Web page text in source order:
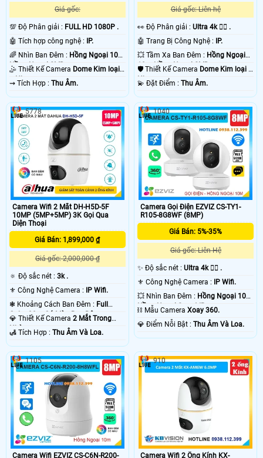
Giá gốc:
💯 Độ Phân giải : FULL HD 1080P .
🤖️ Tích hợp công nghệ :
IP.
🌈 Nhìn Ban Đêm : Hồng Ngoại 10m
Hồng Ngoại SMD.
🤹 Thiết Kế Camera Dome Kim loại
+ Nhựa.
️⇝ Tích Hợp : Thu Âm.
Giá gốc: Liên hệ
️👀 Độ Phân giải :Ultra 4k 👍🏾 .
🤖️ Trang Bị Công Nghệ :
IP.
💥 Tầm Xa Ban Đêm : Hồng Ngoại
10m Hồng Ngoại SMD.
🛡 Thiết Kế Camera Dome Kim loại +
Nhựa.
️💫 Đặt Điểm :Thu Âm.
Camera Wifi 2 Mắt DH-H5D-5F
10MP (5MP+5MP) 3K Gọi Qua
Diện Thoại
Giá Bán: 1,899,000 ₫
Giá gốc: 2,000,000 ₫
🔅 Độ sắc nét : 3k .
⚜️ Công Nghệ Camera : IP Wifi.
❃ Khoảng Cách Ban Đêm : Full
Color 30m Có Màu Ban Ðêm.
💎 Thiết Kế Camera 2 Mắt Trong
Nhà.
️🛃 Tích Hợp : Thu Âm Và Loa.
5778
Camera Gọi Điện EZVIZ CS-TY1-
R105-8G8WF (8MP)
Giá Bán: 5%-35%
Giá gốc: Liên Hệ
✨ Độ sắc nét :Ultra 4k 👍🏾 .
⚜️ Công Nghệ Camera : IP Wifi.
💥 Nhìn Ban Đêm : Hồng Ngoại 10m
Hồng Ngoại Smart IR.
⛓ Mẫu CameraXoay 360.
️💎 Điểm Nỗi Bật :Thu Âm Và Loa.
1040
Camera Wifi EZVIZ CS-C6N-R200-
1105
Camera Wifi 2 Ống Kính KX-
910